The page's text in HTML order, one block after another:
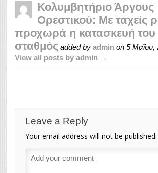
Κολυμβητήριο Άργους
Ορεστικού: Με ταχείς
προχωρά η κατασκευή του
σταθμός added by admin on 5 Μαΐου,
View all posts by admin →
Leave a Reply
Your email address will not be published.